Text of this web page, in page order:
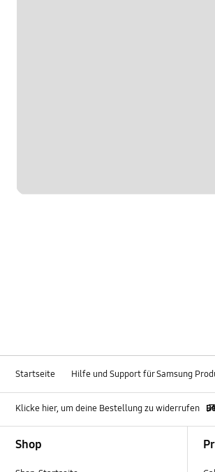
Startseite Hilfe und Support für Samsung
Klicke hier, um deine Bestellung zu widerrufen
Shop